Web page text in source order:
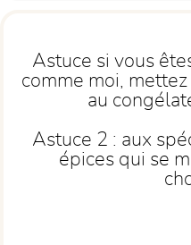
Astuce si vous
comme moi,
au
Astuce 2 : aux
épices qui se